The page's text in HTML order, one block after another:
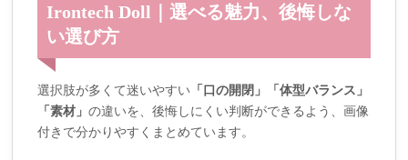
Irontech Doll｜選べる魅力、後悔しな
い選び方
選択肢が多くて迷いやすい 「口の開閉」
「体型バランス」
「素材」 の違いを、後悔しにくい判断ができるよう、画像
付きで分かりやすくまとめています。